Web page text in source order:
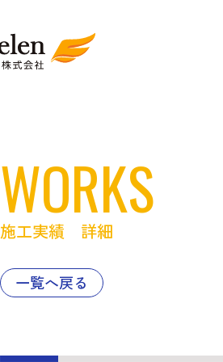
WORKS
施工実績 詳細
一覧へ戻る